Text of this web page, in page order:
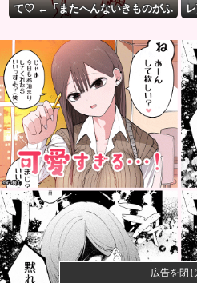
て♡ ←「またへんないきものがふ
広告を閉